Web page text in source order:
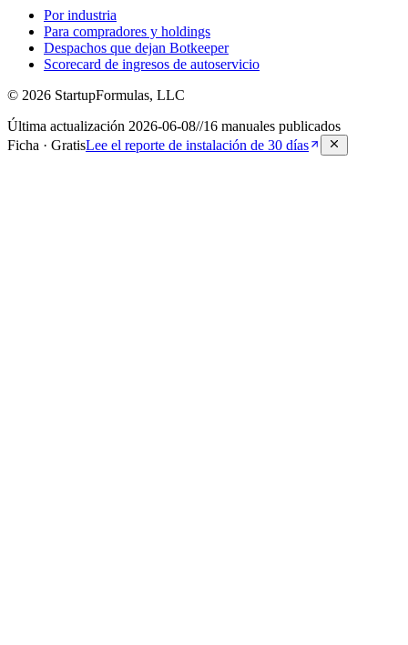
Por industria
Para compradores y holdings
Despachos que dejan Botkeeper
Scorecard de ingresos de autoservicio
© 2026 StartupFormulas, LLC
Última actualización 2026-06-08//16 manuales publicados
Ficha · GratisLee el reporte de instalación de 30 días